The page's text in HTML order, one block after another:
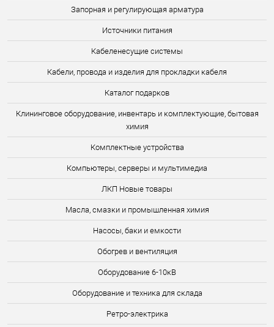
Запорная и регулирующая арматура
Источники питания
Кабеленесущие системы
Кабели, провода и изделия для прокладки кабеля
Каталог подарков
Клининговое оборудование, инвентарь и комплектующие, бытовая
химия
Комплектные устройства
Компьютеры, серверы и мультимедиа
ЛКП Новые товары
Масла, смазки и промышленная химия
Насосы, баки и емкости
Обогрев и вентиляция
Оборудование 6-10кВ
Оборудование и техника для склада
Ретро-электрика